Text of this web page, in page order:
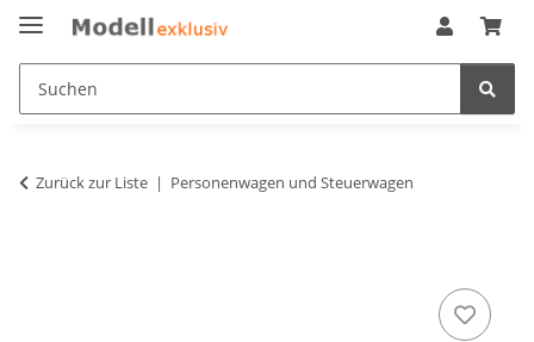
Zurück zur Liste Personenwagen und Steuerwagen